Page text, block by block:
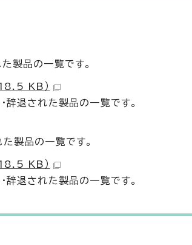
製品の一覧です。
KB）
退された製品の一覧です。
製品の一覧です。
KB）
退された製品の一覧です。